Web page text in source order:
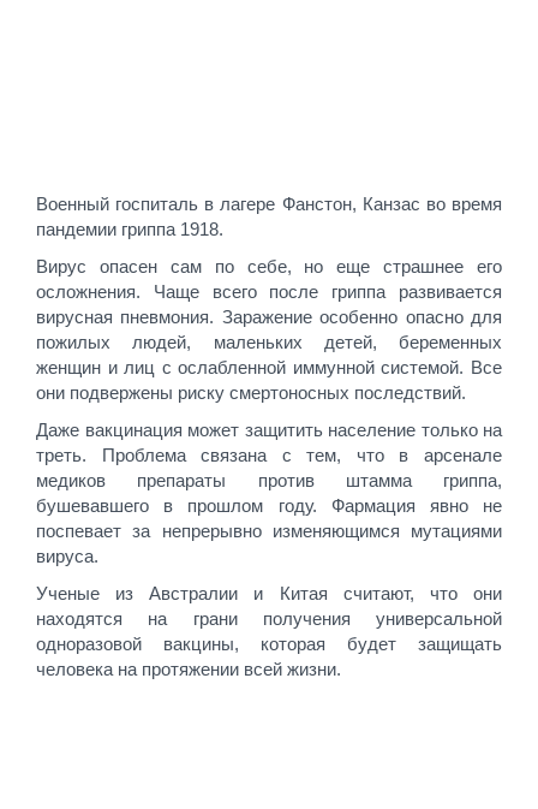
Военный госпиталь в лагере Фанстон, Канзас во время
пандемии гриппа 1918.
Вирус опасен сам по себе, но еще страшнее его
осложнения. Чаще всего после гриппа развивается
вирусная пневмония. Заражение особенно опасно для
пожилых людей, маленьких детей, беременных
женщин и лиц с ослабленной иммунной системой. Все
они подвержены риску смертоносных последствий.
Даже вакцинация может защитить население только на
треть. Проблема связана с тем, что в арсенале
медиков препараты против штамма гриппа,
бушевавшего в прошлом году. Фармация явно не
поспевает за непрерывно изменяющимся мутациями
вируса.
Ученые из Австралии и Китая считают, что они
находятся на грани получения универсальной
одноразовой вакцины, которая будет защищать
человека на протяжении всей жизни.